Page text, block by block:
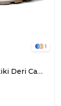
1
Voyager 1049 Erkek Hakiki Deri Casual Ayakkabı Taba